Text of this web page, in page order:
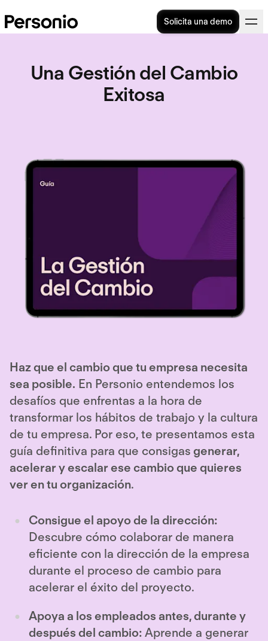
Solicita una demo
Una Gestión del Cambio
Exitosa
Haz que el cambio que tu empresa necesita
sea posible. En Personio entendemos los
desafíos que enfrentas a la hora de
transformar los hábitos de trabajo y la cultura
de tu empresa. Por eso, te presentamos esta
guía definitiva para que consigas generar,
acelerar y escalar ese cambio que quieres
ver en tu organización.
Consigue el apoyo de la dirección:
Descubre cómo colaborar de manera
eficiente con la dirección de la empresa
durante el proceso de cambio para
acelerar el éxito del proyecto.
Apoya a los empleados antes, durante y
después del cambio: Aprende a generar